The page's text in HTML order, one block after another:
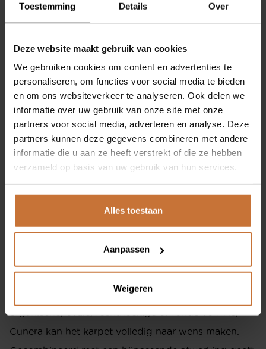
Toestemming Details Over
Deze website maakt gebruik van cookies
We gebruiken cookies om content en advertenties te
personaliseren, om functies voor social media te bieden
en om ons websiteverkeer te analyseren. Ook delen we
informatie over uw gebruik van onze site met onze
partners voor social media, adverteren en analyse. Deze
partners kunnen deze gegevens combineren met andere
informatie die u aan ze heeft verstrekt of die ze hebben
verzameld op basis van uw gebruik van hun services.
Alles toestaan
Aanpassen
Weigeren
OVER MEIJS
CONTACT
SHOWROOM
EIGENMEIJS
ONZE MERKEN
SHOP
CONTACT
Ringbaan-Zuid 251
013 535 9464
Zelfs het pand van Cunera is onder architectuur
gebouwd van milieuvriendelijke duurzame
Cunera specialiseert zich in het maken van op-maat-
gemaakte karpetten. Het designteam werkt continu
aan de ontwikkeling van nieuwe dessins, kleuren en
materiaalcombinaties.
Speciale vorm? Geen probleem!! Of het nu een
Cunera kan het karpet volledig naar wens maken.